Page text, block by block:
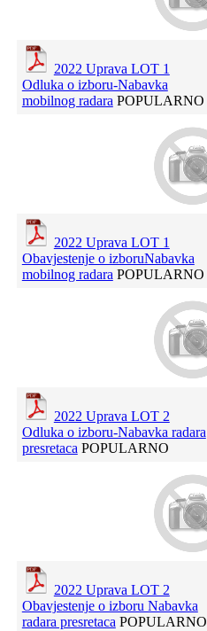
2022 Uprava LOT 1
Odluka o izboru-Nabavka
mobilnog radara POPULARNO
2022 Uprava LOT 1
Obavjestenje o izboruNabavka
mobilnog radara POPULARNO
2022 Uprava LOT 2
Odluka o izboru-Nabavka radara
presretaca POPULARNO
2022 Uprava LOT 2
Obavjestenje o izboru Nabavka
radara presretaca POPULARNO